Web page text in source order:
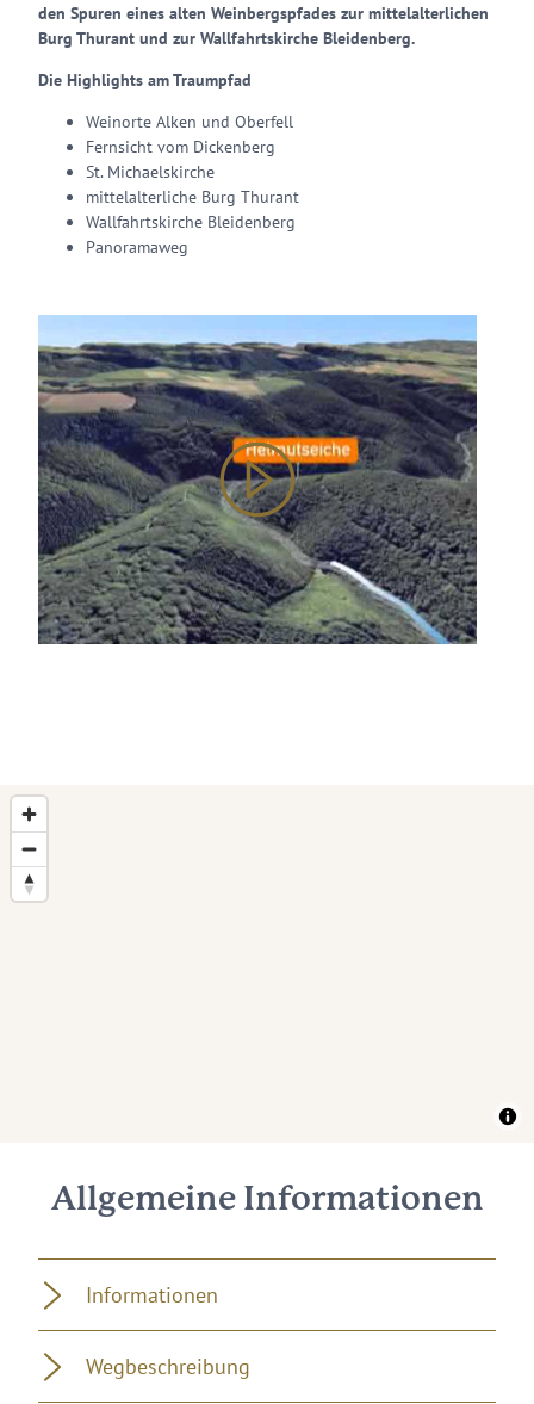
den Spuren eines alten Weinbergspfades zur mittelalterlichen
Burg Thurant und zur Wallfahrtskirche Bleidenberg.
Die Highlights am Traumpfad
Weinorte Alken und Oberfell
Fernsicht vom Dickenberg
St. Michaelskirche
mittelalterliche Burg Thurant
Wallfahrtskirche Bleidenberg
Panoramaweg
Allgemeine Informationen
Informationen
Wegbeschreibung